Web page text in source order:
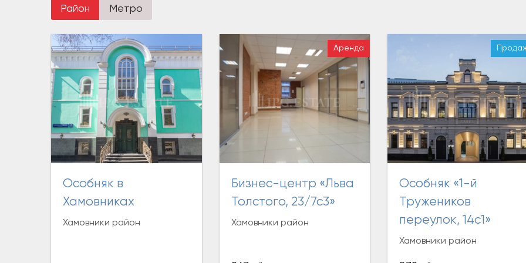
Район Метро
Особняк в
Хамовниках
Хамовники район
Аренда
Бизнес-центр «Льва
Толстого, 23/7с3»
Хамовники район
Особняк «1-й
Тружеников
переулок, 14с1»
Хамовники район